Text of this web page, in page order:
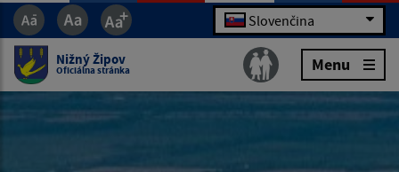
Slovenčina
Nižný Žipov
Oficiálna stránka Menu